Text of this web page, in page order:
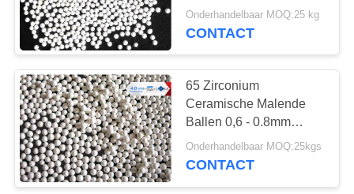
de parels van het
zirconiumsilicaat
Malende Ballen van 2,2
- 2,5 Mm voor
Onderhandelbaar MOQ:25 kg
CONTACT
65 Zirconium
Ceramische Malende
Ballen 0,6 - 0.8mm
Grootte
Witte/Melkachtige Witte
Onderhandelbaar MOQ:25kgs
CONTACT